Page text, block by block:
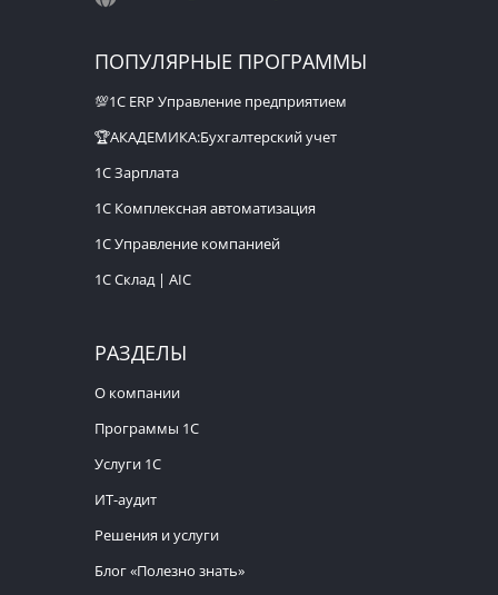
ПОПУЛЯРНЫЕ ПРОГРАММЫ
💯1С ERP Управление предприятием
🏆АКАДЕМИКА:Бухгалтерский учет
1С Зарплата
1С Комплексная автоматизация
1С Управление компанией
1С Склад | AIC
РАЗДЕЛЫ
О компании
Программы 1С
Услуги 1С
ИТ-аудит
Решения и услуги
Блог «Полезно знать»